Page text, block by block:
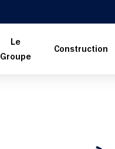
Le
Groupe
Construction